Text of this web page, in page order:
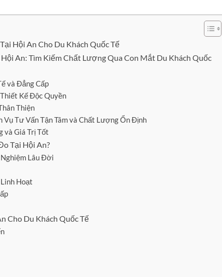
Hội An Cho Du Khách Quốc Tế
An: Tìm Kiếm Chất Lượng Qua Con Mắt Du Khách Quốc
và Đẳng Cấp
Kế Độc Quyền
Thiện
Tư Vấn Tận Tâm và Chất Lượng Ổn Định
và Giá Trị Tốt
Tại Hội An?
Nghiệm Lâu Đời
Hoạt
Cho Du Khách Quốc Tế